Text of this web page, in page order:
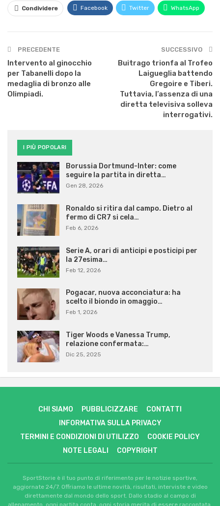
Condividere Facebook Twitter WhatsApp
PRECEDENTE
Intervento al ginocchio
per Tabanelli dopo la
medaglia di bronzo alle
Olimpiadi.
SUCCESSIVO
Buitrago trionfa al Trofeo
Laigueglia battendo
Gregoire e Tiberi.
Tuttavia, l’assenza di una
diretta televisiva solleva
interrogativi.
I PIÙ POPOLARI
Borussia Dortmund-Inter: come
seguire la partita in diretta…
Gen 28, 2026
Ronaldo si ritira dal campo. Dietro al
fermo di CR7 si cela…
Feb 6, 2026
Serie A, orari di anticipi e posticipi per
la 27esima…
Feb 12, 2026
Pogacar, nuova acconciatura: ha
scelto il biondo in omaggio…
Feb 1, 2026
Tiger Woods e Vanessa Trump,
relazione confermata:…
Dic 25, 2025
CHI SIAMO PUBBLICIZZARE
CONTATTI
INFORMATIVA SULLA PRIVACY
TERMINI E CONDIZIONI DI UTILIZZO
COOKIE POLICY
NOTE LEGALI
COPYRIGHT
SportStorie è il tuo punto di riferimento per le notizie sportive,
aggiornate 24/7. Offriamo le ultime novità, risultati, interviste e video
direttamente dal mondo dello sport. Dallo stadio al campo di
allenamento, ogni partita conta, ogni storia merita di essere raccontata.